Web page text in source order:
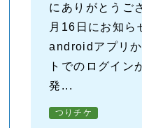
にありがとうご
月16日にお知ら
androidアプリ
トでのログイン
発...
つりチケ